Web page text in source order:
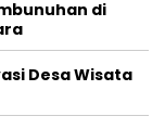
di
Desa Wisata